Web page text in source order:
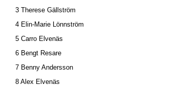
3 Therese Gällström
4 Elin-Marie Lönnström
5 Carro Elvenäs
6 Bengt Resare
7 Benny Andersson
8 Alex Elvenäs